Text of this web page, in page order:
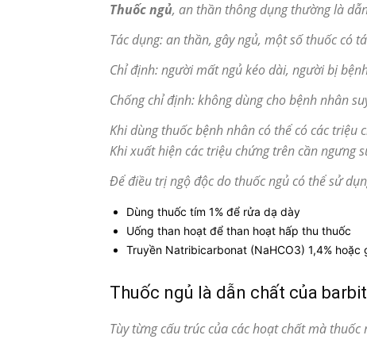
Thuốc ngủ, an thần thông dụng thường là
Tác dụng: an thần, gây ngủ, một số thuốc có
Chỉ định: người mất ngủ kéo dài, người bị
Chống chỉ định: không dùng cho bệnh nhân
Khi dùng thuốc bệnh nhân có thể có các
Khi xuất hiện các triệu chứng trên cần ngưng
Để điều trị ngộ độc do thuốc ngủ có thể sử
Dùng thuốc tím 1% để rửa dạ dày
Uống than hoạt để than hoạt hấp thu thuốc
Truyền Natribicarbonat (NaHCO3) 1,4%
Thuốc ngủ là dẫn chất của
Tùy từng cấu trúc của các hoạt chất mà